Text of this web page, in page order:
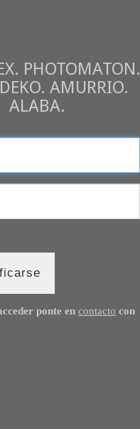
PHOTOMATON.
AMURRIO.
ALABA.
ponte en contacto con